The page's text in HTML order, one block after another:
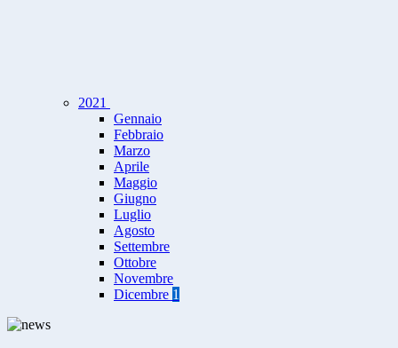
2021
Gennaio
Febbraio
Marzo
Aprile
Maggio
Giugno
Luglio
Agosto
Settembre
Ottobre
Novembre
Dicembre 1